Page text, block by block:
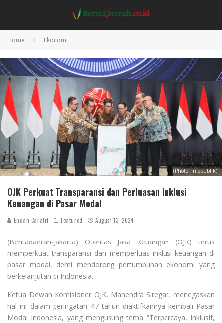
Home Ekonomi
(Photo: Infopublik)
OJK Perkuat Transparansi dan Perluasan Inklusi
Keuangan di Pasar Modal
Endah Caratri Featured August 13, 2024
(Beritadaerah-Jakarta) Otoritas Jasa Keuangan (OJK) terus
memperkuat transparansi dan memperluas inklusi keuangan di
pasar modal, demi mendorong pertumbuhan ekonomi yang
berkelanjutan di Indonesia.
Ketua Dewan Komisioner OJK, Mahendra Siregar, menegaskan
hal ini dalam peringatan 47 tahun diaktifkannya kembali Pasar
Modal Indonesia, yang mengusung tema “Terpercaya, Inklusif,